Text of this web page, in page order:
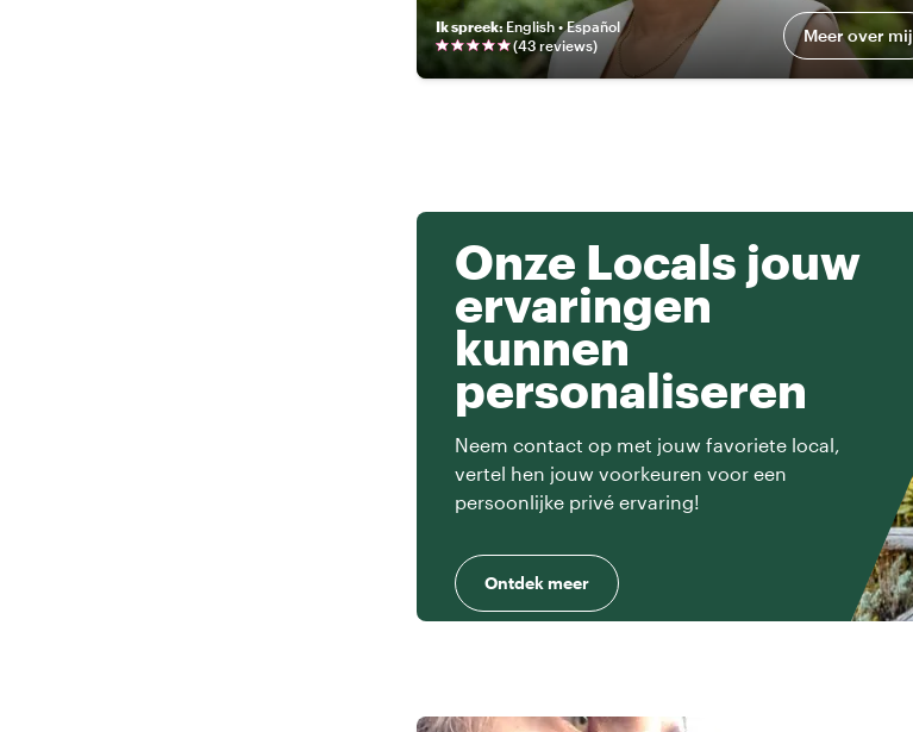
Ik spreek: English • Español
(43 reviews) Meer over mij
Onze Locals jouw
ervaringen
kunnen
personaliseren
Neem contact op met jouw favoriete local,
vertel hen jouw voorkeuren voor een
persoonlijke privé ervaring!
Ontdek meer